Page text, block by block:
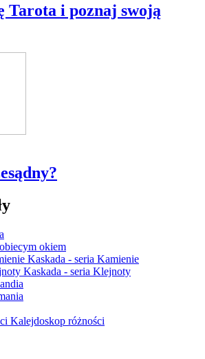
Tarota i poznaj swoją
okiem
Kaskada - seria Kamienie
Kaskada - seria Klejnoty
Kalejdoskop różności